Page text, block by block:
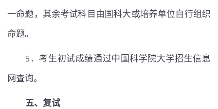
一命题，其余考试科目由国科大或培养单位自行组织
命题。
5 ．考生初试成绩通过中国科学院大学招生信息
网查询。
五、复试